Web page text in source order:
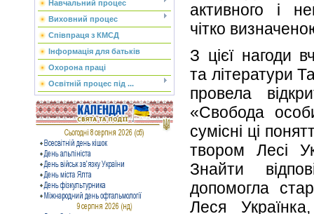
Навчальний процес
Виховний процес
Співпраця з КМСД
Інформація для батьків
Охорона праці
Освітній процес під ...
активного і
чітко
З цієї нагоди
та літератури
провела
«Свобода
сумісні ці
твором Лесі
Знайти
допомогла
Леся